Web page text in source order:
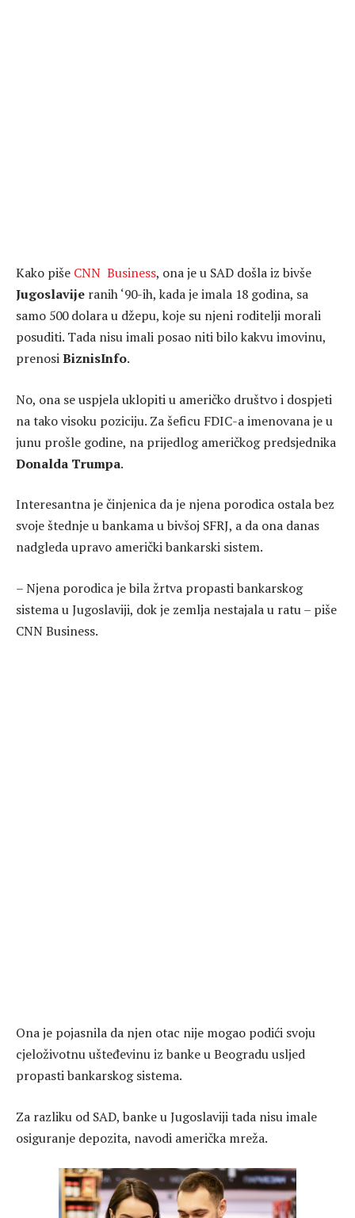
Kako piše CNN Business, ona je u SAD došla iz bivše
Jugoslavije ranih ‘90-ih, kada je imala 18 godina, sa
samo 500 dolara u džepu, koje su njeni roditelji morali
posuditi. Tada nisu imali posao niti bilo kakvu imovinu,
prenosiBiznisInfo.
No, ona se uspjela uklopiti u američko društvo i dospjeti
na tako visoku poziciju. Za šeficu FDIC-a imenovana je u
junu prošle godine, na prijedlog američkog predsjednika
Donalda Trumpa.
Interesantna je činjenica da je njena porodica ostala bez
svoje štednje u bankama u bivšoj SFRJ, a da ona danas
nadgleda upravo američki bankarski sistem.
– Njena porodica je bila žrtva propasti bankarskog
sistema u Jugoslaviji, dok je zemlja nestajala u ratu – piše
CNN Business.
Ona je pojasnila da njen otac nije mogao podići svoju
cjeloživotnu ušteđevinu iz banke u Beogradu usljed
propasti bankarskog sistema.
Za razliku od SAD, banke u Jugoslaviji tada nisu imale
osiguranje depozita, navodi američka mreža.